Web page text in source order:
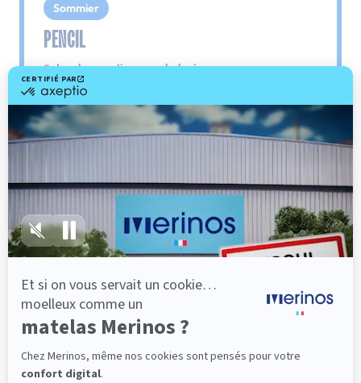
Sommier
PENCIL
Le plus : soutien morphologique
Grâce à ses 3 zones de confort, le sommier
Pencil vous assure tout son soutien. Avec les
épaules, le dos et le bassin qui reposent sur ses
lattes, vous évitez les douleurs au petit matin.
Dès 501,00 €
Découvrir